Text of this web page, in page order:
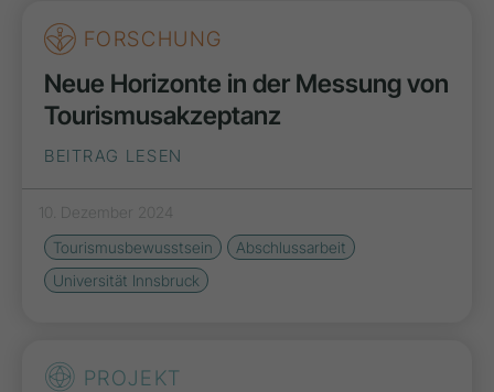
FORSCHUNG
Neue Horizonte in der Messung von
Tourismusakzeptanz
BEITRAG LESEN
10. Dezember 2024
Tourismusbewusstsein
Abschlussarbeit
Universität Innsbruck
PROJEKT